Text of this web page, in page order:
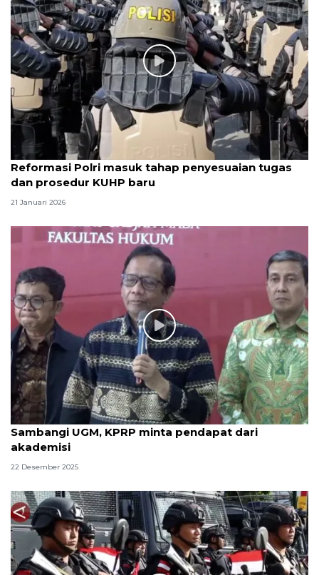
Reformasi Polri masuk tahap penyesuaian tugas
dan prosedur KUHP baru
21 Januari 2026
Sambangi UGM, KPRP minta pendapat dari
akademisi
22 Desember 2025